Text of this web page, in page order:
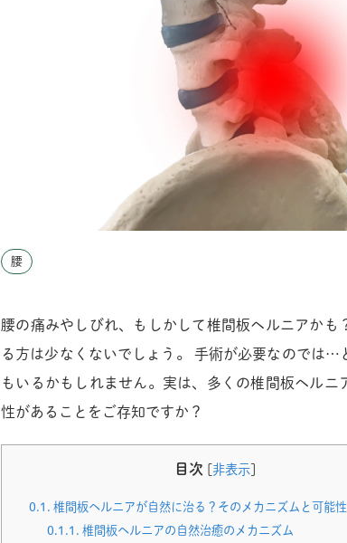
腰
腰の痛みやしびれ、もしかして椎間板ヘルニアかも
る方は少なくないでしょう。 手術が必要なのでは…
もいるかもしれません。実は、多くの椎間板ヘルニ
性があることをご存知ですか？
目次 非表示
0.1. 椎間板ヘルニアが自然に治る？そのメカニズムと可能性
0.1.1. 椎間板ヘルニアの自然治癒のメカニズム